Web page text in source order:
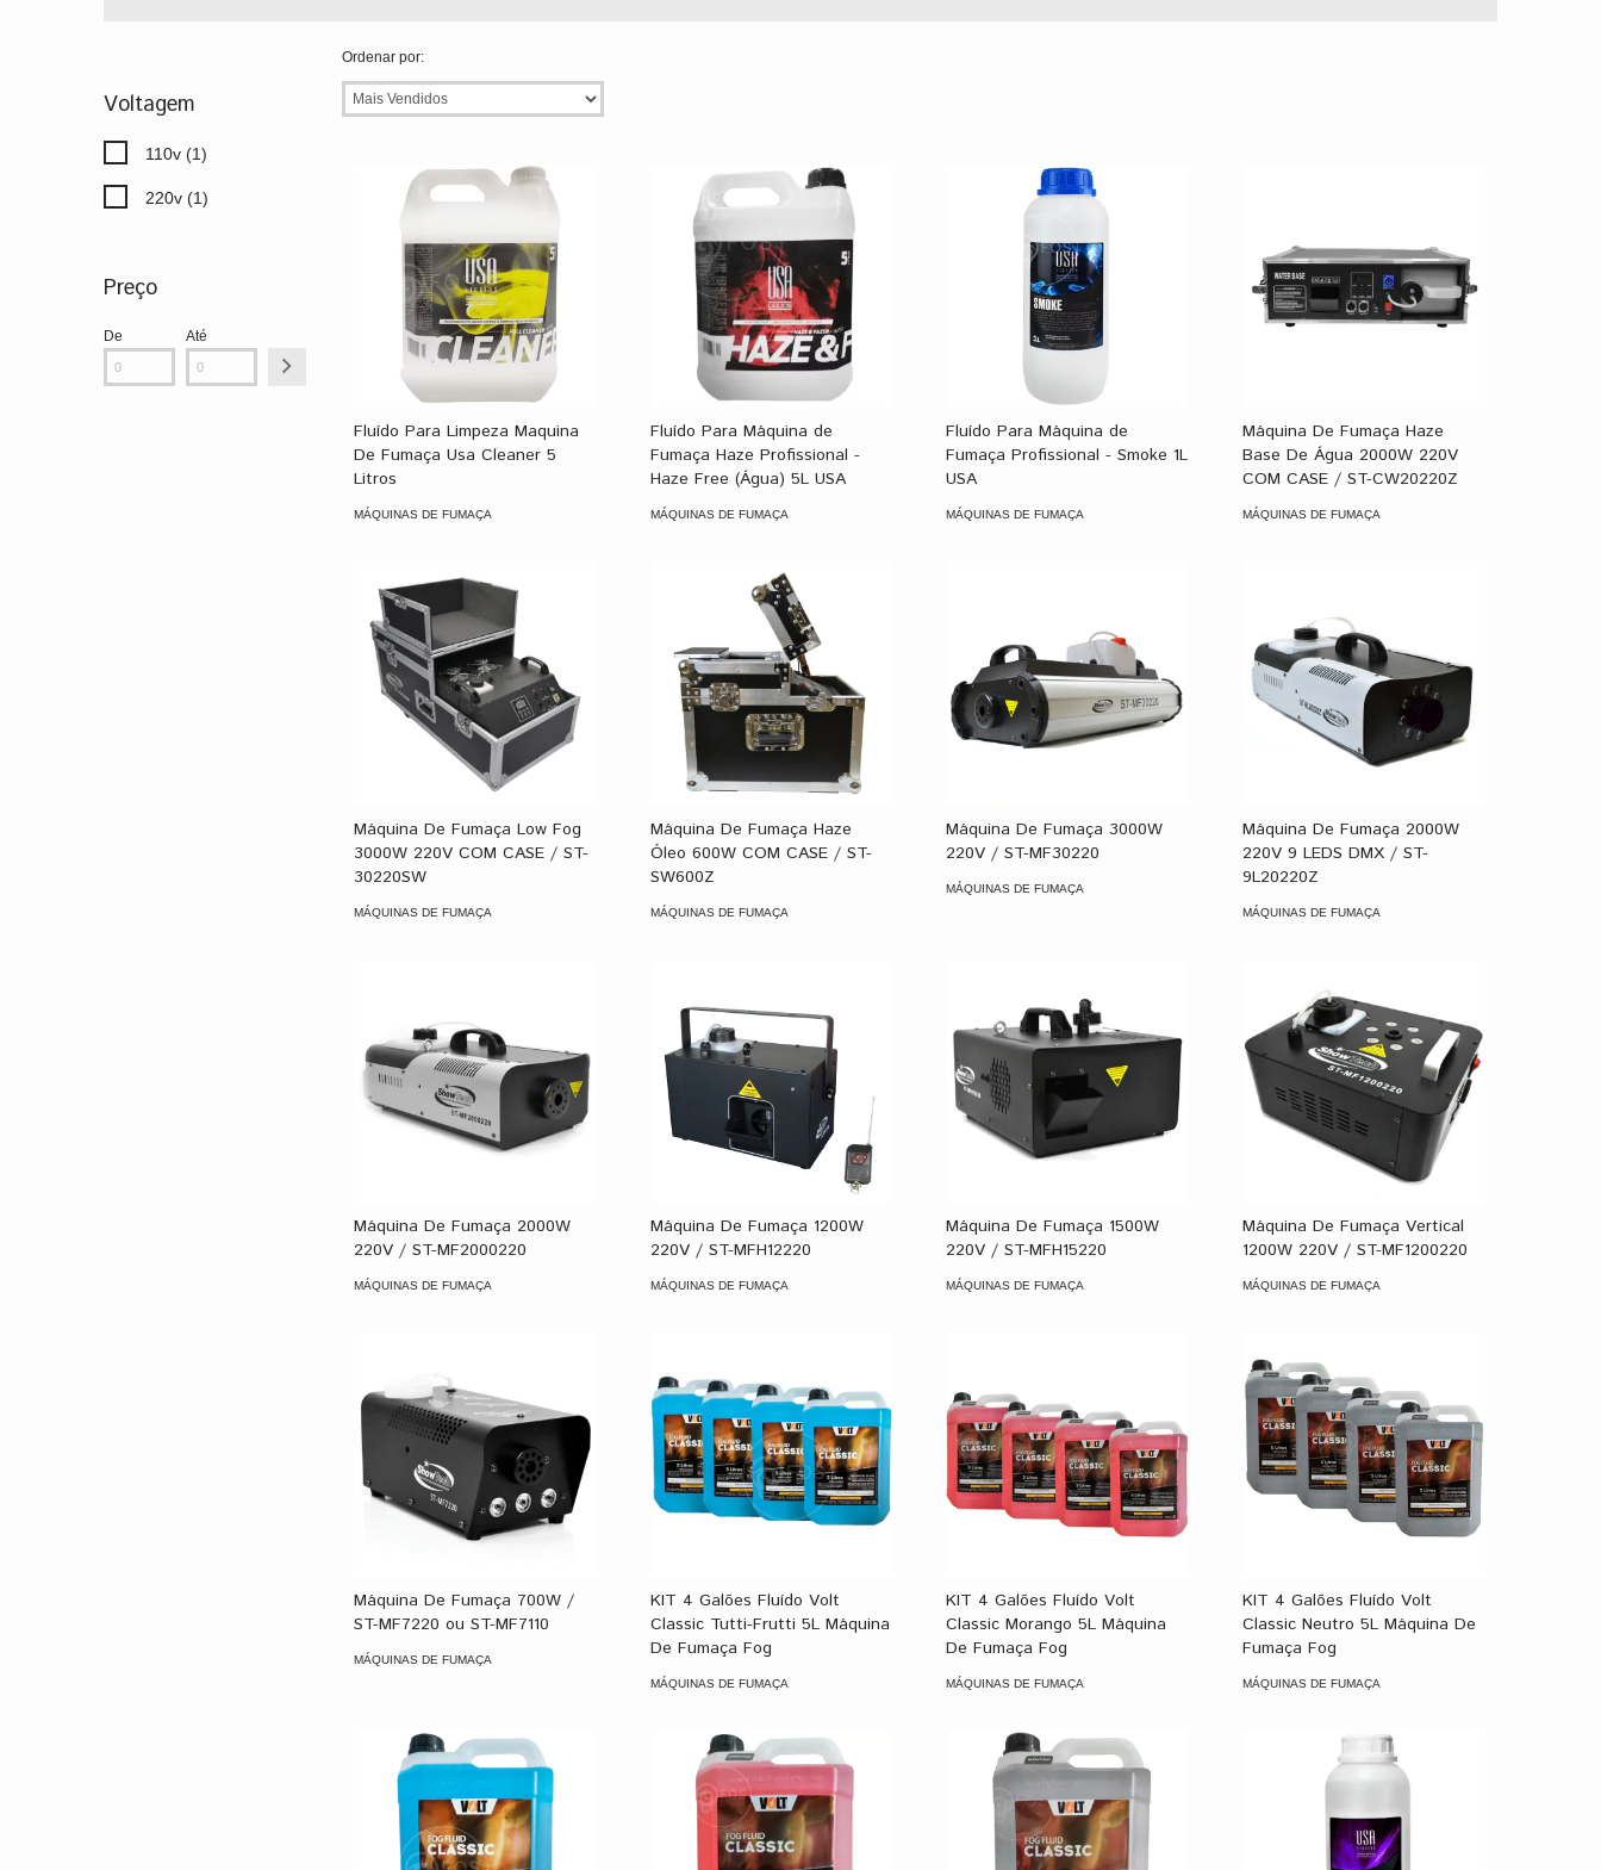
Voltagem
110v (1)
220v (1)
Preço
De Até
Ordenar por:
Fluído Para Limpeza Maquina
De Fumaça Usa Cleaner 5
Litros
MÁQUINAS DE FUMAÇA
Fluído Para Máquina de
Fumaça Haze Profissional -
Haze Free (Água) 5L USA
MÁQUINAS DE FUMAÇA
Fluído Para Máquina de
Fumaça Profissional - Smoke 1L
USA
MÁQUINAS DE FUMAÇA
Máquina De Fumaça Haze
Base De Água 2000W 220V
COM CASE / ST-CW20220Z
MÁQUINAS DE FUMAÇA
Máquina De Fumaça Low Fog
3000W 220V COM CASE / ST-
30220SW
MÁQUINAS DE FUMAÇA
Máquina De Fumaça Haze
Óleo 600W COM CASE / ST-
SW600Z
MÁQUINAS DE FUMAÇA
Máquina De Fumaça 3000W
220V / ST-MF30220
MÁQUINAS DE FUMAÇA
Máquina De Fumaça 2000W
220V 9 LEDS DMX / ST-
9L20220Z
MÁQUINAS DE FUMAÇA
Máquina De Fumaça 2000W
220V / ST-MF2000220
MÁQUINAS DE FUMAÇA
Máquina De Fumaça 1200W
220V / ST-MFH12220
MÁQUINAS DE FUMAÇA
Máquina De Fumaça 1500W
220V / ST-MFH15220
MÁQUINAS DE FUMAÇA
Máquina De Fumaça Vertical
1200W 220V / ST-MF1200220
MÁQUINAS DE FUMAÇA
Máquina De Fumaça 700W /
ST-MF7220 ou ST-MF7110
MÁQUINAS DE FUMAÇA
KIT 4 Galões Fluído Volt
Classic Tutti-Frutti 5L Máquina
De Fumaça Fog
MÁQUINAS DE FUMAÇA
KIT 4 Galões Fluído Volt
Classic Morango 5L Máquina
De Fumaça Fog
MÁQUINAS DE FUMAÇA
KIT 4 Galões Fluído Volt
Classic Neutro 5L Máquina De
Fumaça Fog
MÁQUINAS DE FUMAÇA